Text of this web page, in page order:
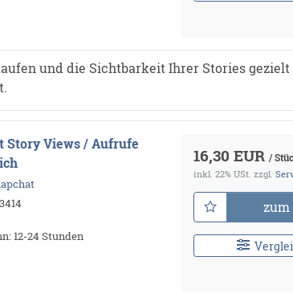
und die Sichtbarkeit Ihrer Stories
Story Views / Aufrufe
12-24 Stunden
16,30 EUR /
inkl. 22% USt. zzgl.